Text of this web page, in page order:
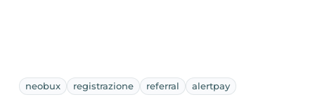
neobux registrazione referral alertpay